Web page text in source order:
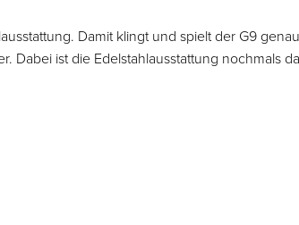
Damit klingt und spielt der G9
Dabei ist die Edelstahlausstattung nochmals